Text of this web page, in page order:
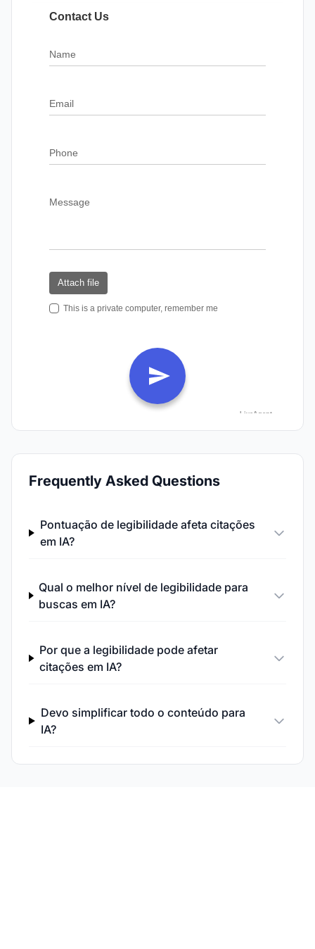
Frequently Asked Questions
Pontuação de legibilidade afeta citações
em IA?
Qual o melhor nível de legibilidade para
buscas em IA?
Por que a legibilidade pode afetar
citações em IA?
Devo simplificar todo o conteúdo para
IA?